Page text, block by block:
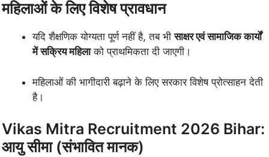
महिलाओं के लिए विशेष प्रावधान
यदि शैक्षणिक योग्यता पूर्ण नहीं है, तब भीसाक्षर एवं सामाजिक कार्यों
में सक्रिय महिलाको प्राथमिकता दी जाएगी।
महिलाओं की भागीदारी बढ़ाने के लिए सरकार विशेष प्रोत्साहन देती
है।
Vikas Mitra Recruitment 2026 Bihar:
आयु सीमा (संभावित मानक)